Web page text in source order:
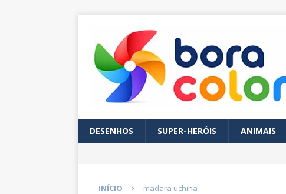
DESENHOS SUPER-HERÓIS ANIMAIS
INÍCIO madara uchiha